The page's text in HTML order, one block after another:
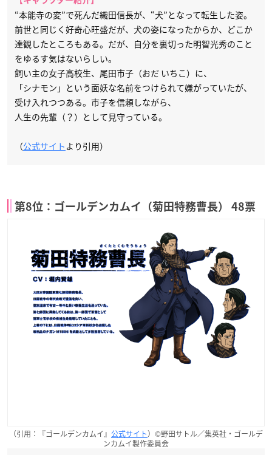
“本能寺の変”で死んだ織田信長が、“犬”となって転生した姿。
前世と同じく好奇心旺盛だが、犬の姿になったからか、どこか
達観したところもある。だが、自分を裏切った明智光秀のこと
をゆるす気はないらしい。
飼い主の女子高校生、尾田市子（おだ いちこ）に、
「シナモン」という面妖な名前をつけられて嫌がっていたが、
受け入れつつある。市子を信頼しながら、
人生の先輩（？）として見守っている。
（公式サイト より引用）
第8位：ゴールデンカムイ（菊田特務曹長） 48票
（引用：『ゴールデンカムイ』 公式サイト）©野田サトル／集英社・ゴールデ
ンカムイ製作委員会